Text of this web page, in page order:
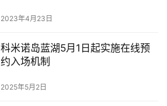
2023年4月23日
科米诺岛蓝湖5月1日起实施在线预
约入场机制
2025年5月2日